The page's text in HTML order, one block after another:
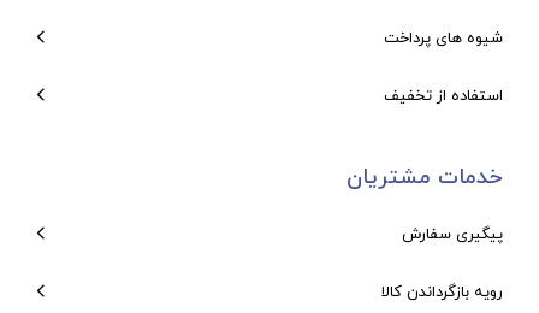
شیوه های پرداخت
استفاده از تخفیف
خدمات مشتریان
پیگیری سفارش
رویه بازگرداندن کالا